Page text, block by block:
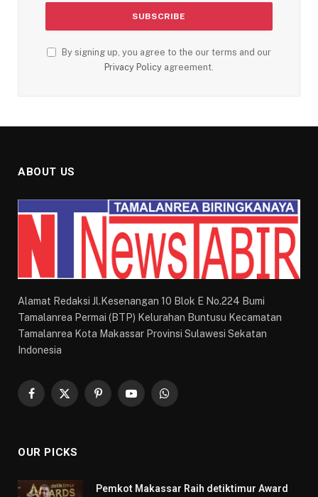
By signing up, you agree to the our terms and our
Privacy Policy agreement.
ABOUT US
Alamat Redaksi Jl.Kesenangan 10 Blok E No.224 Bumi
Tamalanrea Permai (BTP) Kelurahan Buntusu Kecamatan
Tamalanrea Kota Makassar Provinsi Sulawesi Sekatan
Indonesia
Facebook
X
PinterestYouTubeWhatsApp
OUR PICKS
Pemkot Makassar Raih detiktimur Award